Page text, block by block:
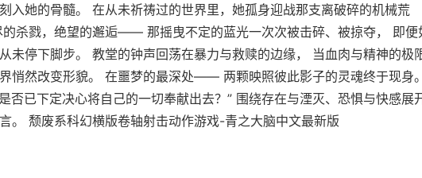
入她的骨髓。 在从未祈祷过的世界里，她孤身迎战那支离破碎的机械荒
的杀戮，绝望的邂逅—— 那摇曳不定的蓝光一次次被击碎、被掠夺， 即便
未停下脚步。 教堂的钟声回荡在暴力与救赎的边缘， 当血肉与精神的极
悄然改变形貌。 在噩梦的最深处—— 两颗映照彼此影子的灵魂终于现身。
否已下定决心将自己的一切奉献出去？” 围绕存在与湮灭、恐惧与快感展
。 颓废系科幻横版卷轴射击动作游戏-青之大脑中文最新版